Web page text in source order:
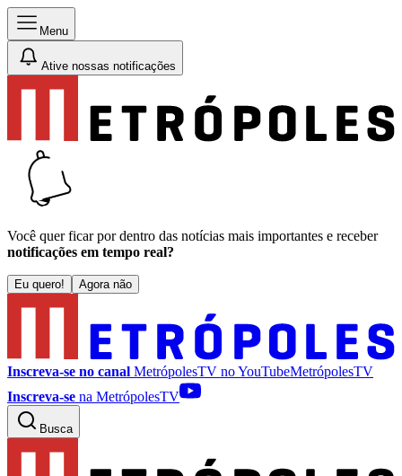
Menu
Ative nossas notificações
Você quer ficar por dentro das notícias mais importantes e receber
notificações em tempo real?
Eu quero! Agora não
Inscreva-se no canal MetrópolesTV noYouTubeMetrópolesTV
Inscreva-se na MetrópolesTV
Busca